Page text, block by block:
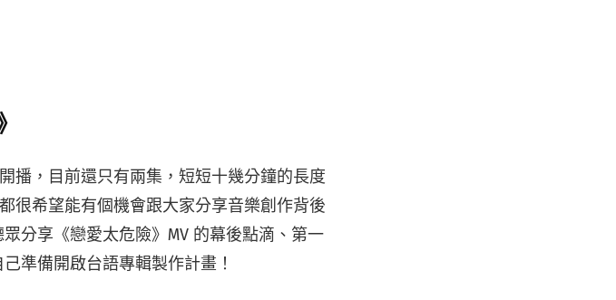
播，目前還只有兩集，短短十幾分鐘的長度
很希望能有個機會跟大家分享音樂創作背後
分享《戀愛太危險》MV 的幕後點滴、第一
準備開啟台語專輯製作計畫！